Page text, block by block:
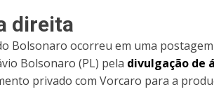
direita
Bolsonaro ocorreu em uma
Bolsonaro (PL) pela divulgação de
privado com Vorcaro para a